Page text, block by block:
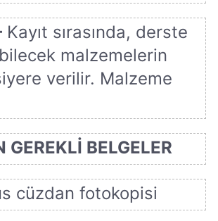
Kayıt sırasında, derste
malzemelerin
verilir. Malzeme
GEREKLİ BELGELER
cüzdan fotokopisi